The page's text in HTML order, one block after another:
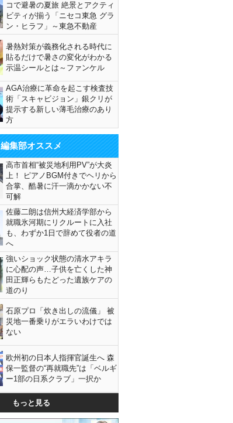
コで避暑の夏旅 絶景とアクティ
ビティが揃う「ニセコ東急 グラ
ン・ヒラフ」～東急不動産
暑熱対策が義務化される時代に
貼るだけで暑さの変化がわかる
示温シールとは～ファンケル
AGA治療に革命を起こす検査技
術「スキャビジョン」銀クリが
提示する新しい薄毛治療のあり
方
編集部オススメ
高市首相“被災地利用PV”が大炎
上！ ピアノBGM付きでヘリから
合掌、酷暑に汗一滴かかない不
可解
佐藤二朗は信州大経済学部から
就職氷河期にリクルートに入社
も、わずか1日で辞めて役者の道
へ
強いショック状態の清水アキラ
に心配の声…子供を亡くした神
田正輝らもたどった遺族ケアの
道のり
石原プロ「炊き出しの流儀」 被
災地一番乗りがエラいわけでは
ない
欧州初の日本人指揮官誕生へ 森
保一監督の“再就職先”は「ベルギ
ー1部の日系クラブ」一択か
もっと見る